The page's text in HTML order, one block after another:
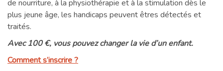
de nourriture, à la physiothérapie et à la stimulation dès le
plus jeune âge, les handicaps peuvent êtres détectés et
traités.
Avec 100 €, vous pouvez changer la vie d’un enfant.
Comment s’inscrire ?